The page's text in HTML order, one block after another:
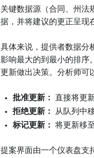
关键数据源（合同、州
据，并将建议的更正呈现
具体来说，提供者数据分
影响最大的到最小的排序
更新做出决策。分析师可
批准更新：
直接将更
拒绝更新：
从队列中
标记更新：
将更新移
提案界面由一个仪表盘支